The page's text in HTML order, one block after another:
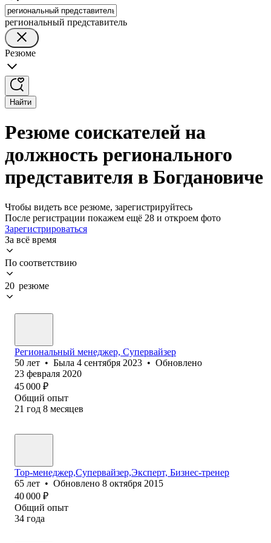
региональный представитель
Резюме
Найти
Резюме соискателей на
должность регионального
представителя в Богдановиче
Чтобы видеть все резюме, зарегистрируйтесь
После регистрации покажем ещё 28 и откроем фото
Зарегистрироваться
За всё время
По соответствию
20 резюме
Региональный менеджер, Супервайзер
50 лет • Была 4 сентября 2023 • Обновлено
23 февраля 2020
45 000 ₽
Общий опыт
21 год 8 месяцев
Тор-менеджер,Супервайзер,Эксперт, Бизнес-тренер
65 лет • Обновлено 8 октября 2015
40 000 ₽
Общий опыт
34 года